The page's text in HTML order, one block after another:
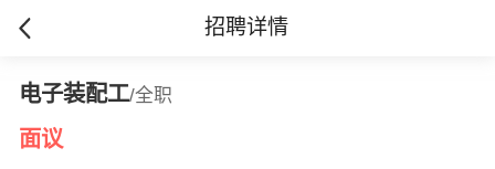
招聘详情
电子装配工/全职
面议